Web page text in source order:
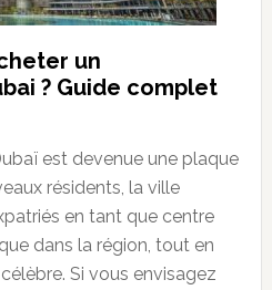
un
? Guide complet
est devenue une plaque
résidents, la ville
en tant que centre
dans la région, tout en
Si vous envisagez